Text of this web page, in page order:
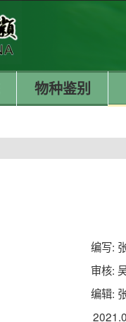
物种鉴别
编写:
审核:
编辑: